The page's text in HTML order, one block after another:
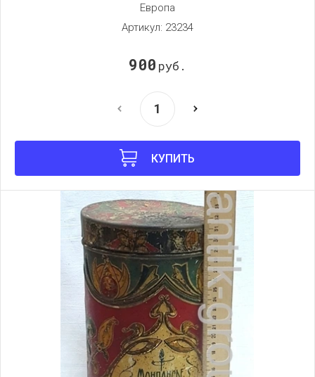
Европа
Артикул: 23234
900 руб.
КУПИТЬ